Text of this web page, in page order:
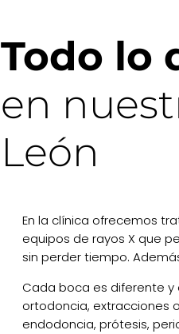
Todo lo
en
León
En la clínica ofrecemos
equipos de rayos X que
sin perder tiempo.
Cada boca es diferente y
ortodoncia, extracciones
endodoncia, prótesis,